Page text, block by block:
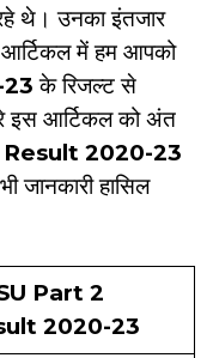
थे। उनका इंतजार
में हम आपको
के रिजल्ट से
इस आर्टिकल को अंत
2020-23
जानकारी हासिल
Part 2
2020-23